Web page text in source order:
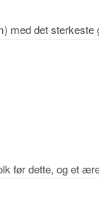
med det
før dette, og et